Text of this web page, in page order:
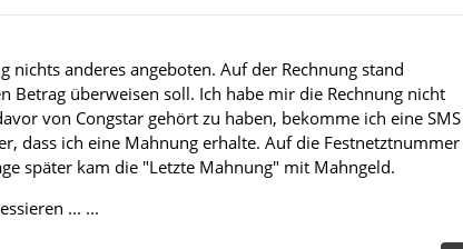
nichts anderes angeboten. Auf der Rechnung stand
Betrag überweisen soll. Ich habe mir die Rechnung nicht
von Congstar gehört zu haben, bekomme ich eine SMS
dass ich eine Mahnung erhalte. Auf die Festnetztnummer
später kam die "Letzte Mahnung" mit Mahngeld.
... ...